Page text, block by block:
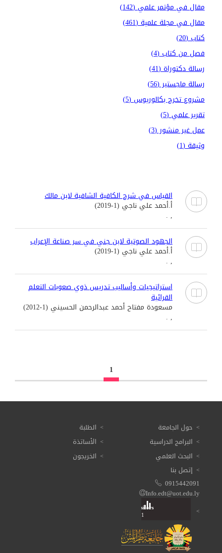
مقال في مؤتمر علمي (142)
مقال في مجلة علمية (461)
كتاب (20)
فصل من كتاب (4)
رسالة دكتوراة (41)
رسالة ماجستير (56)
مشروع تخرج بكالوريوس (5)
تقرير علمي (5)
عمل غير منشور (3)
وثيقة (1)
القياس في شرح الكافية الشافية لابن مالك
أ.أحمد علي ناجي (1-2019)
, .
الجهود الصوتية لابن جني في سر صناعة الإعراب
أ.أحمد علي ناجي (1-2019)
, .
استراتيجيات وأساليب تدريس ذوي صعوبات التعلم
القرائية
مسعودة مفتاح أحمد عبدالرحمن الحسيني (1-2012)
, .
1
حول الجامعة
البرامج الدراسية
البحث العلمي
الطلبة
الأساتذة
الخريجون
إتصل بنا
0915442091
Info.edt@uot.edu.ly
Total: 3 611 021
Visitors